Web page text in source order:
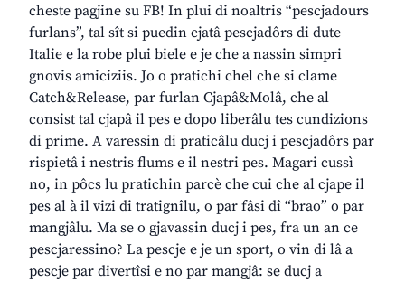
cheste pagjine su FB! In plui di noaltris “pescjadours
furlans”, tal sît si puedin cjatâ pescjadôrs di dute
Italie e la robe plui biele e je che a nassin simpri
gnovis amiciziis. Jo o pratichi chel che si clame
Catch&Release, par furlan Cjapâ&Molâ, che al
consist tal cjapâ il pes e dopo liberâlu tes cundizions
di prime. A varessin di praticâlu ducj i pescjadôrs par
rispietâ i nestris flums e il nestri pes. Magari cussì
no, in pôcs lu pratichin parcè che cui che al cjape il
pes al à il vizi di tratignîlu, o par fâsi dî “brao” o par
mangjâlu. Ma se o gjavassin ducj i pes, fra un an ce
pescjaressino? La pescje e je un sport, o vin di lâ a
pescje par divertîsi e no par mangjâ: se ducj a